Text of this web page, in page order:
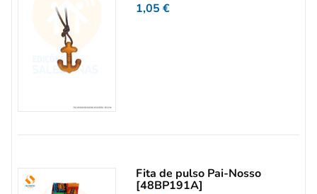
1,05€
Fita de pulso Pai-Nosso
[48BP191A]